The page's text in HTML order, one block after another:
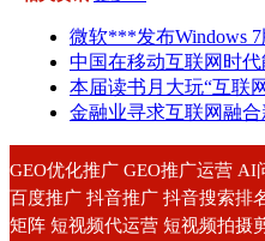
微软***发布Windows 7
中国在移动互联网时代
本届读书月大玩“互联
金融业寻求互联网融合
GEO优化推广 GEO推广运营
百度推广 抖音推广 抖音搜索排
矩阵 短视频代运营 短视频拍摄